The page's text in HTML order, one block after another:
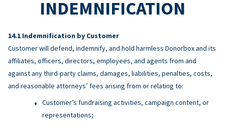
INDEMNIFICATION
Indemnification by Customer
Customer will defend, indemnify, and hold harmless Donorbox and its
affiliates, officers, directors, employees, and agents from and
against any third-party claims, damages, liabilities, penalties, costs,
and reasonable attorneys’ fees arising from or relating to:
Customer’s fundraising activities, campaign content, or
representations;